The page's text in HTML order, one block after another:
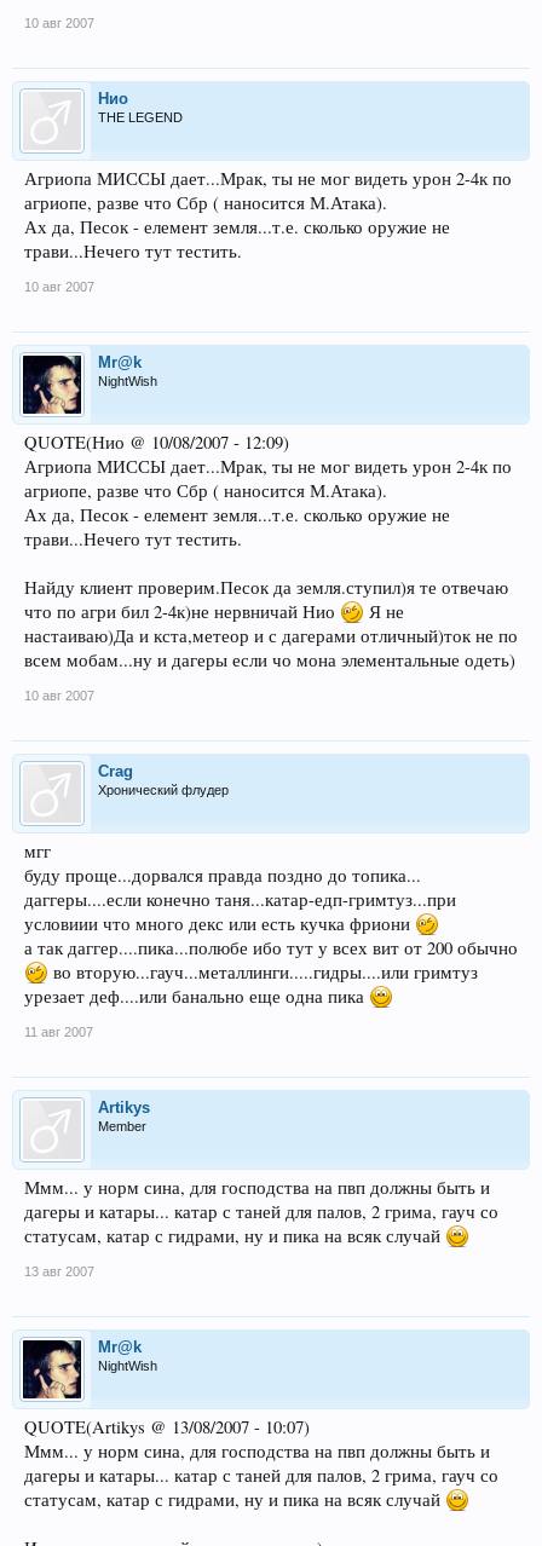
10 авг 2007
Нио
THE LEGEND
Агриопа МИССЫ дает...Мрак, ты не мог видеть урон 2-4к по
агриопе, разве что Сбр ( наносится М.Атака).
Ах да, Песок - елемент земля...т.е. сколько оружие не
трави...Нечего тут тестить.
10 авг 2007
Mr@k
NightWish
QUOTE(Нио @ 10/08/2007 - 12:09)
Агриопа МИССЫ дает...Мрак, ты не мог видеть урон 2-4к по
агриопе, разве что Сбр ( наносится М.Атака).
Ах да, Песок - елемент земля...т.е. сколько оружие не
трави...Нечего тут тестить.
Найду клиент проверим.Песок да земля.ступил)я те отвечаю
что по агри бил 2-4к)не нервничай Нио
Я не
настаиваю)Да и кста,метеор и с дагерами отличный)ток не по
всем мобам...ну и дагеры если чо мона элементальные одеть)
10 авг 2007
Crag
Хронический флудер
мгг
буду проще...дорвался правда поздно до топика...
даггеры....если конечно таня...катар-едп-гримтуз...при
условиии что много декс или есть кучка фриони
а так даггер....пика...полюбе ибо тут у всех вит от 200 обычно
во вторую...гауч...металлинги.....гидры....или гримтуз
урезает деф....или банально еще одна пика
11 авг 2007
Artikys
Member
Ммм... у норм сина, для господства на пвп должны быть и
дагеры и катары... катар с таней для палов, 2 грима, гауч со
статусам, катар с гидрами, ну и пика на всяк случай
13 авг 2007
Mr@k
NightWish
QUOTE(Artikys @ 13/08/2007 - 10:07)
Ммм... у норм сина, для господства на пвп должны быть и
дагеры и катары... катар с таней для палов, 2 грима, гауч со
статусам, катар с гидрами, ну и пика на всяк случай